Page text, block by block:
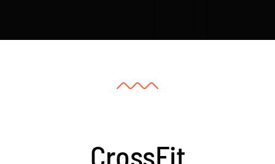
CrossFit